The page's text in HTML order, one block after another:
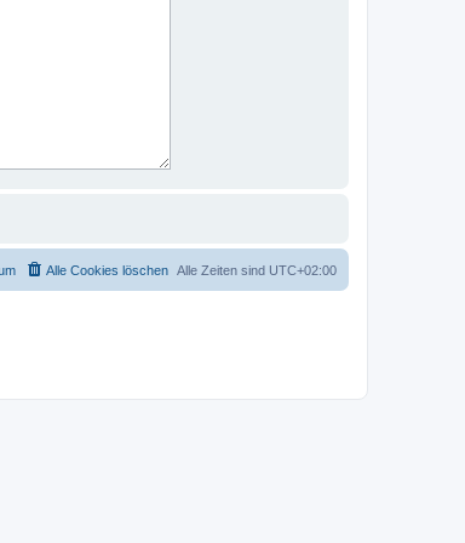
Alle Zeiten sind UTC+02:00
Alle Cookies löschen